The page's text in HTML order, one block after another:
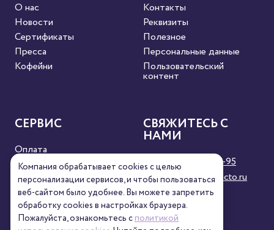
О нас
Новости
Сертификаты
Пресса
Кофейни
Контакты
Реквизиты
Полезное
Персональные данные
Пользовательский
контент
СЕРВИС
Оплата
Доставка
Условия продажи
Карта сайта
СВЯЖИТЕСЬ С
НАМИ
8 (800) 333-63-95
orders@torrefacto.ru
Компания обрабатывает cookies с целью
персонализации сервисов, и чтобы пользоваться
веб-сайтом было удобнее. Вы можете запретить
обработку сookies в настройках браузера.
Пожалуйста, ознакомьтесь сполитикой